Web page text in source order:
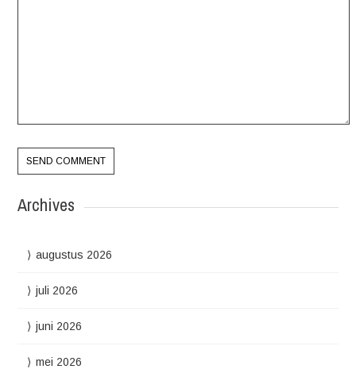
Archives
augustus 2026
juli 2026
juni 2026
mei 2026